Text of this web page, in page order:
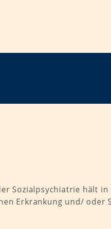
Sozialpsychiatrie hält
Erkrankung und/